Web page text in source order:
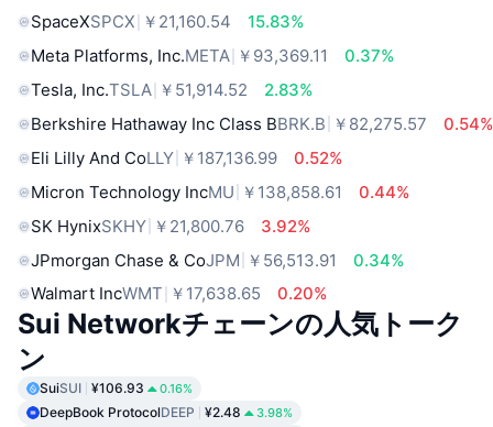
SpaceXSPCX ￥21,160.54
15.83%
Meta Platforms, Inc.META ￥93,369.11
0.37%
Tesla, Inc.TSLA ￥51,914.52
2.83%
Berkshire Hathaway Inc Class BBRK.B ￥82,275.57
0.54%
Eli Lilly And CoLLY ￥187,136.99
0.52%
Micron Technology IncMU ￥138,858.61
0.44%
SK HynixSKHY ￥21,800.76
3.92%
JPmorgan Chase & CoJPM ￥56,513.91
0.34%
Walmart IncWMT ￥17,638.65 0.20%
Sui Networkチェーンの人気トーク
ン
SuiSUI ¥106.93 0.16%
DeepBook ProtocolDEEP ¥2.48 3.98%